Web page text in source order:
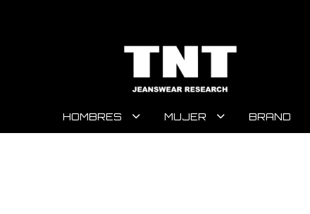
HOMBRES MUJER BRAND